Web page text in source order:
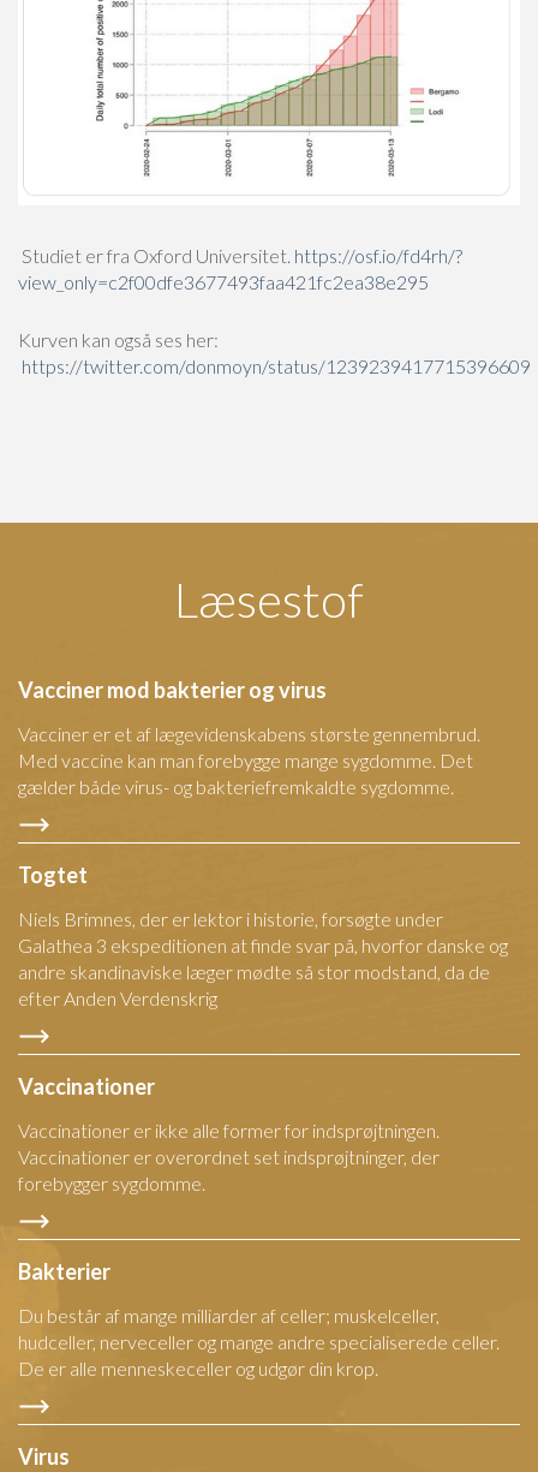
Studiet er fra Oxford Universitet. https://osf.io/fd4rh/?
view_only=c2f00dfe3677493faa421fc2ea38e295
Kurven kan også ses her:
https://twitter.com/donmoyn/status/1239239417715396609
Læsestof
Vacciner mod bakterier og virus
Vacciner er et af lægevidenskabens største gennembrud.
Med vaccine kan man forebygge mange sygdomme. Det
gælder både virus- og bakteriefremkaldte sygdomme.
Togtet
Niels Brimnes, der er lektor i historie, forsøgte under
Galathea 3 ekspeditionen at finde svar på, hvorfor danske og
andre skandinaviske læger mødte så stor modstand, da de
efter Anden Verdenskrig
Vaccinationer
Vaccinationer er ikke alle former for indsprøjtningen.
Vaccinationer er overordnet set indsprøjtninger, der
forebygger sygdomme.
Bakterier
Du består af mange milliarder af celler; muskelceller,
hudceller, nerveceller og mange andre specialiserede celler.
De er alle menneskeceller og udgør din krop.
Virus